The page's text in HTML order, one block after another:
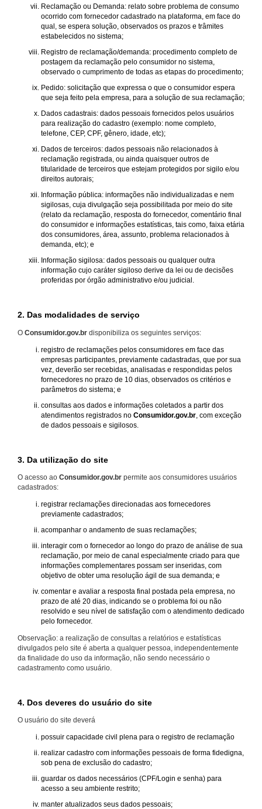
Reclamação ou Demanda: relato sobre problema de consumo
ocorrido com fornecedor cadastrado na plataforma, em face do
qual, se espera solução, observados os prazos e trâmites
estabelecidos no sistema;
Registro de reclamação/demanda: procedimento completo de
postagem da reclamação pelo consumidor no sistema,
observado o cumprimento de todas as etapas do procedimento;
Pedido: solicitação que expressa o que o consumidor espera
que seja feito pela empresa, para a solução de sua reclamação;
Dados cadastrais: dados pessoais fornecidos pelos usuários
para realização do cadastro (exemplo: nome completo,
telefone, CEP, CPF, gênero, idade, etc);
Dados de terceiros: dados pessoais não relacionados à
reclamação registrada, ou ainda quaisquer outros de
titularidade de terceiros que estejam protegidos por sigilo e/ou
direitos autorais;
Informação pública: informações não individualizadas e nem
sigilosas, cuja divulgação seja possibilitada por meio do site
(relato da reclamação, resposta do fornecedor, comentário final
do consumidor e informações estatísticas, tais como, faixa etária
dos consumidores, área, assunto, problema relacionados à
demanda, etc); e
Informação sigilosa: dados pessoais ou qualquer outra
informação cujo caráter sigiloso derive da lei ou de decisões
proferidas por órgão administrativo e/ou judicial.
2. Das modalidades de serviço
O Consumidor.gov.br disponibiliza os seguintes serviços:
registro de reclamações pelos consumidores em face das
empresas participantes, previamente cadastradas, que por sua
vez, deverão ser recebidas, analisadas e respondidas pelos
fornecedores no prazo de 10 dias, observados os critérios e
parâmetros do sistema; e
consultas aos dados e informações coletados a partir dos
atendimentos registrados no Consumidor.gov.br , com exceção
de dados pessoais e sigilosos.
3. Da utilização do site
O acesso ao Consumidor.gov.br permite aos consumidores usuários
cadastrados:
registrar reclamações direcionadas aos fornecedores
previamente cadastrados;
acompanhar o andamento de suas reclamações;
interagir com o fornecedor ao longo do prazo de análise de sua
reclamação, por meio de canal especialmente criado para que
informações complementares possam ser inseridas, com
objetivo de obter uma resolução ágil de sua demanda; e
comentar e avaliar a resposta final postada pela empresa, no
prazo de até 20 dias, indicando se o problema foi ou não
resolvido e seu nível de satisfação com o atendimento dedicado
pelo fornecedor.
Observação: a realização de consultas a relatórios e estatísticas
divulgados pelo site é aberta a qualquer pessoa, independentemente
da finalidade do uso da informação, não sendo necessário o
cadastramento como usuário.
4. Dos deveres do usuário do site
O usuário do site deverá
possuir capacidade civil plena para o registro de reclamação
realizar cadastro com informações pessoais de forma fidedigna,
sob pena de exclusão do cadastro;
guardar os dados necessários (CPF/Login e senha) para
acesso a seu ambiente restrito;
manter atualizados seus dados pessoais;